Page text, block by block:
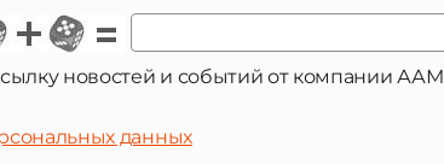
новостей и событий от компании ААМ
данных